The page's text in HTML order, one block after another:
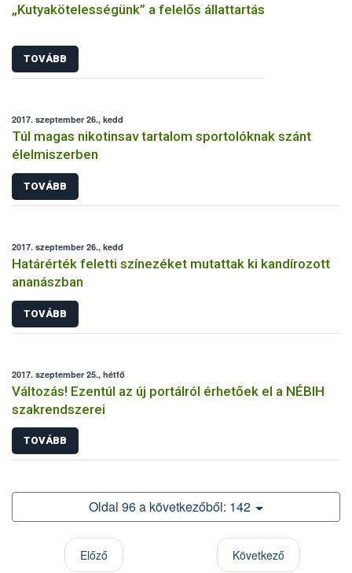
„Kutyakötelességünk” a felelős állattartás
TOVÁBB
2017. szeptember 26., kedd
Túl magas nikotinsav tartalom sportolóknak szánt
élelmiszerben
TOVÁBB
2017. szeptember 26., kedd
Határérték feletti színezéket mutattak ki kandírozott
ananászban
TOVÁBB
2017. szeptember 25., hétfő
Változás! Ezentúl az új portálról érhetőek el a NÉBIH
szakrendszerei
TOVÁBB
Oldal 96 a következőből: 142
Előző
Következő